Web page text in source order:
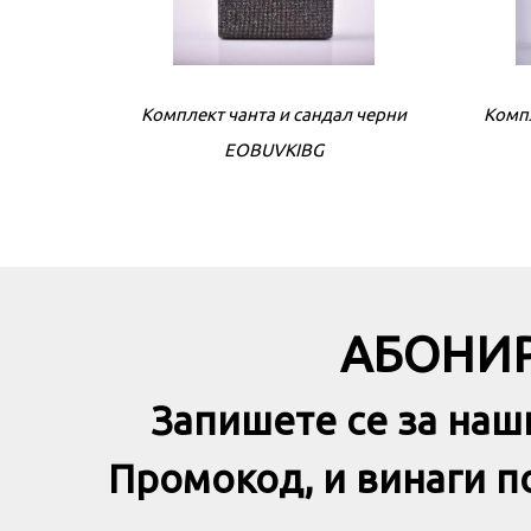
Комплект чанта и сандал черни
EOBUVKIBG
Запишете се за
Промокод, и винаги